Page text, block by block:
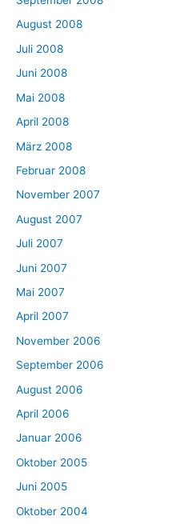
August 2008
Juli 2008
Juni 2008
Mai 2008
April 2008
März 2008
Februar 2008
November 2007
August 2007
Juli 2007
Juni 2007
Mai 2007
April 2007
November 2006
September 2006
August 2006
April 2006
Januar 2006
Oktober 2005
Juni 2005
Oktober 2004